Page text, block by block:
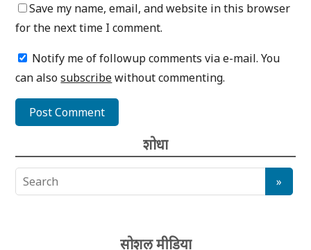
Save my name, email, and website in this browser
for the next time I comment.
Notify me of followup comments via e-mail. You
can alsosubscribewithout commenting.
शोधा
सोशल मीडिया